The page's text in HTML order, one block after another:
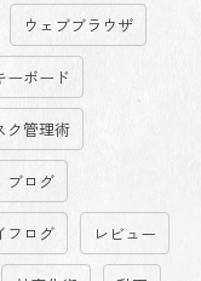
ウェブブラウザ
ーボード
ク管理術
ブログ
フログ レビュー